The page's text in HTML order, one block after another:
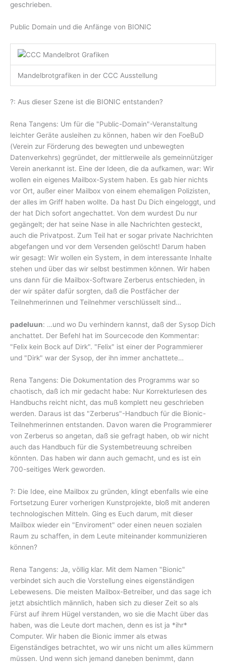
geschrieben.
Public Domain und die Anfänge von BIONIC
Mandelbrotgrafiken in der CCC Ausstellung
?: Aus dieser Szene ist die BIONIC entstanden?
Rena Tangens: Um für die "Public-Domain"-Veranstaltung
leichter Geräte ausleihen zu können, haben wir den FoeBuD
(Verein zur Förderung des bewegten und unbewegten
Datenverkehrs) gegründet, der mittlerweile als gemeinnütziger
Verein anerkannt ist. Eine der Ideen, die da aufkamen, war: Wir
wollen ein eigenes Mailbox-System haben. Es gab hier nichts
vor Ort, außer einer Mailbox von einem ehemaligen Polizisten,
der alles im Griff haben wollte. Da hast Du Dich eingeloggt, und
der hat Dich sofort angechattet. Von dem wurdest Du nur
gegängelt; der hat seine Nase in alle Nachrichten gesteckt,
auch die Privatpost. Zum Teil hat er sogar private Nachrichten
abgefangen und vor dem Versenden gelöscht! Darum haben
wir gesagt: Wir wollen ein System, in dem interessante Inhalte
stehen und über das wir selbst bestimmen können. Wir haben
uns dann für die Mailbox-Software Zerberus entschieden, in
der wir später dafür sorgten, daß die Postfächer der
Teilnehmerinnen und Teilnehmer verschlüsselt sind…
padeluun: …und wo Du verhindern kannst, daß der Sysop Dich
anchattet. Der Befehl hat im Sourcecode den Kommentar:
"Felix kein Bock auf Dirk". "Felix" ist einer der Pogrammierer
und "Dirk" war der Sysop, der ihn immer anchattete…
Rena Tangens: Die Dokumentation des Programms war so
chaotisch, daß ich mir gedacht habe: Nur Korrekturlesen des
Handbuchs reicht nicht, das muß komplett neu geschrieben
werden. Daraus ist das "Zerberus"-Handbuch für die Bionic-
Teilnehmerinnen entstanden. Davon waren die Programmierer
von Zerberus so angetan, daß sie gefragt haben, ob wir nicht
auch das Handbuch für die Systembetreuung schreiben
könnten. Das haben wir dann auch gemacht, und es ist ein
700-seitiges Werk geworden.
?: Die Idee, eine Mailbox zu gründen, klingt ebenfalls wie eine
Fortsetzung Eurer vorherigen Kunstprojekte, bloß mit anderen
technologischen Mitteln. Ging es Euch darum, mit dieser
Mailbox wieder ein "Enviroment" oder einen neuen sozialen
Raum zu schaffen, in dem Leute miteinander kommunizieren
können?
Rena Tangens: Ja, völlig klar. Mit dem Namen "Bionic"
verbindet sich auch die Vorstellung eines eigenständigen
Lebewesens. Die meisten Mailbox-Betreiber, und das sage ich
jetzt absichtlich männlich, haben sich zu dieser Zeit so als
Fürst auf ihrem Hügel verstanden, wo sie die Macht über das
haben, was die Leute dort machen, denn es ist ja *ihr*
Computer. Wir haben die Bionic immer als etwas
Eigenständiges betrachtet, wo wir uns nicht um alles kümmern
müssen. Und wenn sich jemand daneben benimmt, dann